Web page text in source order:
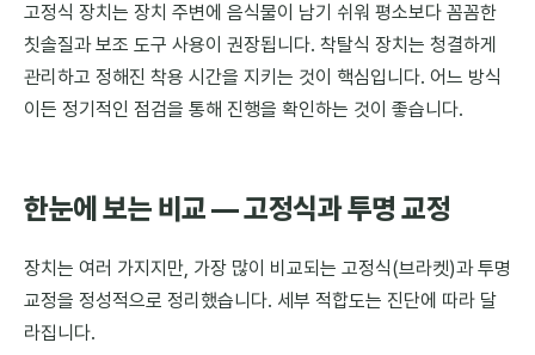
고정식 장치는 장치 주변에 음식물이 남기 쉬워 평소보다 꼼꼼한
칫솔질과 보조 도구 사용이 권장됩니다. 착탈식 장치는 청결하게
관리하고 정해진 착용 시간을 지키는 것이 핵심입니다. 어느 방식
이든 정기적인 점검을 통해 진행을 확인하는 것이 좋습니다.
한눈에 보는 비교 — 고정식과 투명 교정
장치는 여러 가지지만, 가장 많이 비교되는 고정식(브라켓)과 투명
교정을 정성적으로 정리했습니다. 세부 적합도는 진단에 따라 달
라집니다.